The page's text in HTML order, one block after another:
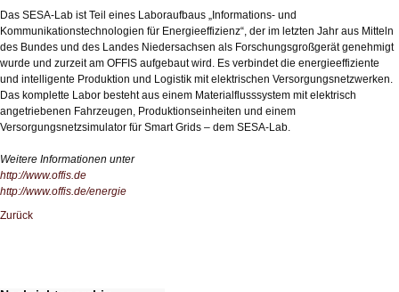
Das SESA-Lab ist Teil eines Laboraufbaus „Informations- und
Kommunikationstechnologien für Energieeffizienz“, der im letzten Jahr aus Mitteln
des Bundes und des Landes Niedersachsen als Forschungsgroßgerät genehmigt
wurde und zurzeit am OFFIS aufgebaut wird. Es verbindet die energieeffiziente
und intelligente Produktion und Logistik mit elektrischen Versorgungsnetzwerken.
Das komplette Labor besteht aus einem Materialflusssystem mit elektrisch
angetriebenen Fahrzeugen, Produktionseinheiten und einem
Versorgungsnetzsimulator für Smart Grids – dem SESA-Lab.
Weitere Informationen unter
http://www.offis.de
http://www.offis.de/energie
Zurück